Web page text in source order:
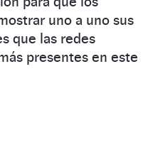
uno a uno sus
que las redes
presentes en este